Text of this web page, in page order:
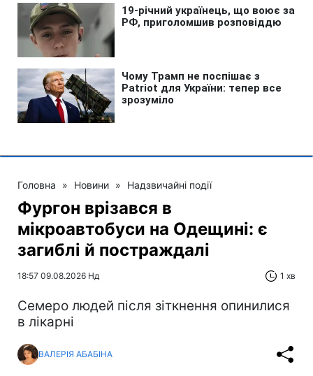
Головна » Новини » Надзвичайні події
Фургон врізався в
мікроавтобуси на Одещині: є
загиблі й постраждалі
18:57 09.08.2026 Нд 1 хв
Cемеро людей після зіткнення опинилися
в лікарні
ВАЛЕРІЯ АБАБІНА